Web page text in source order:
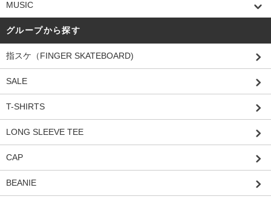
MUSIC
グループから探す
指スケ（FINGER SKATEBOARD)
SALE
T-SHIRTS
LONG SLEEVE TEE
CAP
BEANIE